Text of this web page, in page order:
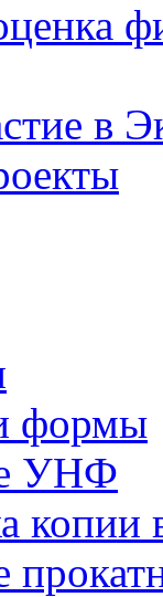
в
формы
УНФ
копии